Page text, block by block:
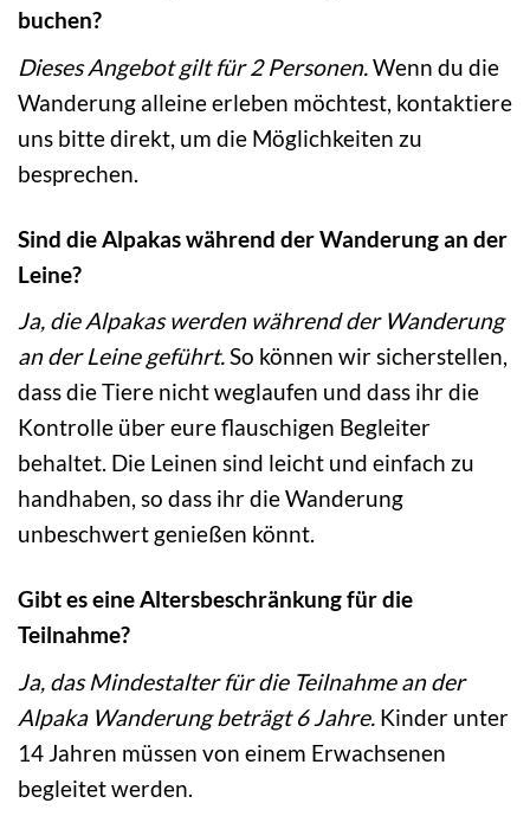
buchen?
Dieses Angebot gilt für 2 Personen.Wenn du die
Wanderung alleine erleben möchtest, kontaktiere
uns bitte direkt, um die Möglichkeiten zu
besprechen.
Sind die Alpakas während der Wanderung an der
Leine?
Ja, die Alpakas werden während der Wanderung
an der Leine geführt.So können wir sicherstellen,
dass die Tiere nicht weglaufen und dass ihr die
Kontrolle über eure flauschigen Begleiter
behaltet. Die Leinen sind leicht und einfach zu
handhaben, so dass ihr die Wanderung
unbeschwert genießen könnt.
Gibt es eine Altersbeschränkung für die
Teilnahme?
Ja, das Mindestalter für die Teilnahme an der
Alpaka Wanderung beträgt 6 Jahre. Kinder unter
14 Jahren müssen von einem Erwachsenen
begleitet werden.